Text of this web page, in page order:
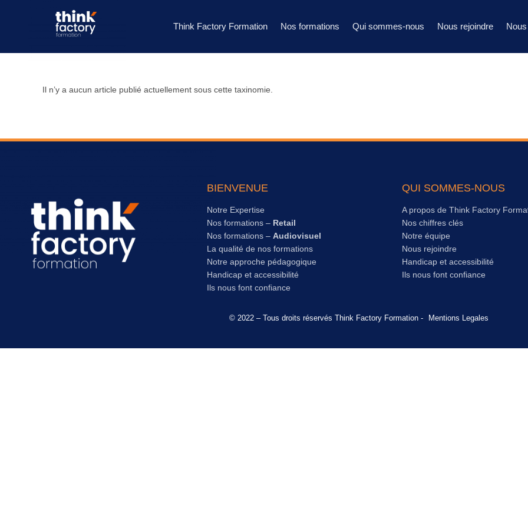
Think Factory Formation Nos formations Qui sommes-nous Nous rejoindre
Il n’y a aucun article publié actuellement sous cette taxinomie.
BIENVENUE
Notre Expertise
Nos formations – Retail
Nos formations – Audiovisuel
La qualité de nos formations
Notre approche pédagogique
Handicap et accessibilité
Ils nous font confiance
QUI SOMMES-NOUS
A propos de Think Factory
Nos chiffres clés
Notre équipe
Nous rejoindre
Handicap et accessibilité
Ils nous font confiance
© 2022 – Tous droits réservés Think Factory Formation - Mentions Legales